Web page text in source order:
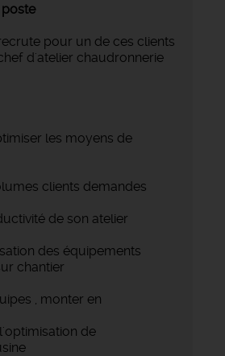
pour un de ces clients
d'atelier chaudronnerie
les moyens de
clients demandes
de son atelier
des équipements
chantier
, monter en
de